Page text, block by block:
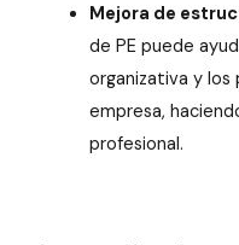
Mejora de
de PE puede
organizativa y los
empresa,
profesional.